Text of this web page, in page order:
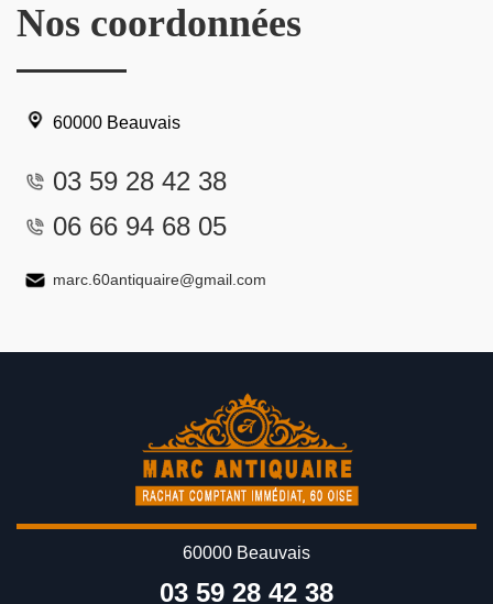
Nos coordonnées
60000 Beauvais
03 59 28 42 38
06 66 94 68 05
marc.60antiquaire@gmail.com
60000 Beauvais
03 59 28 42 38